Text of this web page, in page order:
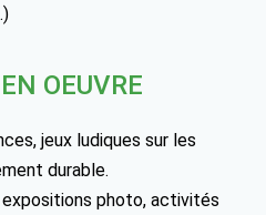
OEUVRE
jeux ludiques sur les
durable.
photo, activités